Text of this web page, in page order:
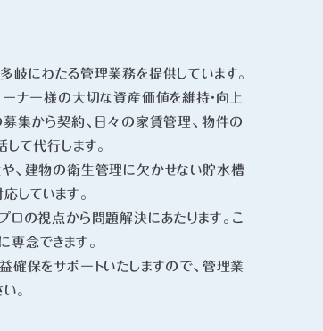
岐にわたる管理業務を提供しています。
ナー様の大切な資産価値を維持・向上
集から契約、日々の家賃管理、物件の
て代行します。
、建物の衛生管理に欠かせない貯水槽
しています。
の視点から問題解決にあたります。こ
念できます。
保をサポートいたしますので、管理業
。